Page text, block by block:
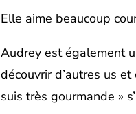
Elle aime beaucoup
Audrey est également
découvrir d’autres us
suis très gourmande »